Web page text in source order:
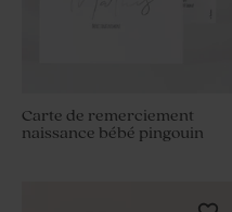
Carte de remerciement
naissance bébé pingouin